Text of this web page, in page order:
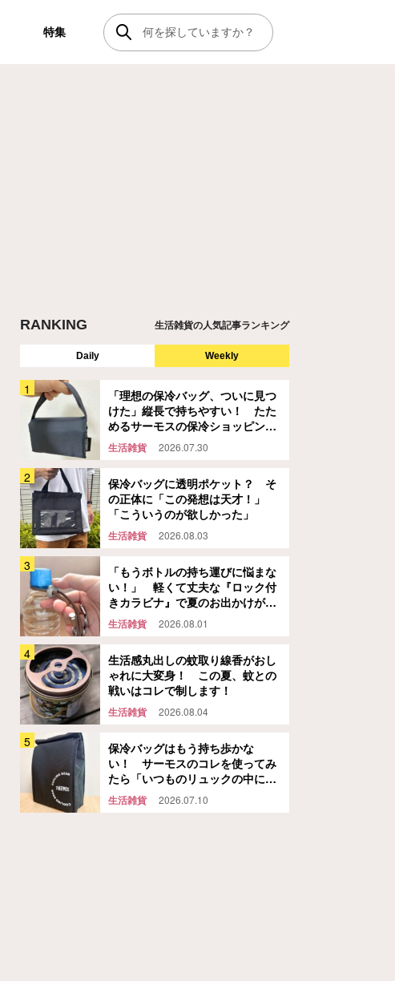
特集
RANKING 生活雑貨の人気記事ランキング
Daily Weekly
「理想の保冷バッグ、ついに見つ
けた」縦長で持ちやすい！ たた
めるサーモスの保冷ショッピング
バッグ
生活雑貨 2026.07.30
保冷バッグに透明ポケット？ そ
の正体に「この発想は天才！」
「こういうのが欲しかった」
生活雑貨 2026.08.03
「もうボトルの持ち運びに悩まな
い！」 軽くて丈夫な『ロック付
きカラビナ』で夏のお出かけが快
適になる
生活雑貨 2026.08.01
生活感丸出しの蚊取り線香がおし
ゃれに大変身！ この夏、蚊との
戦いはコレで制します！
生活雑貨 2026.08.04
保冷バッグはもう持ち歩かな
い！ サーモスのコレを使ってみ
たら「いつものリュックの中に保
冷スペースができた」
生活雑貨 2026.07.10